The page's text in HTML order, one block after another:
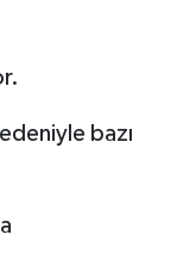
bazı